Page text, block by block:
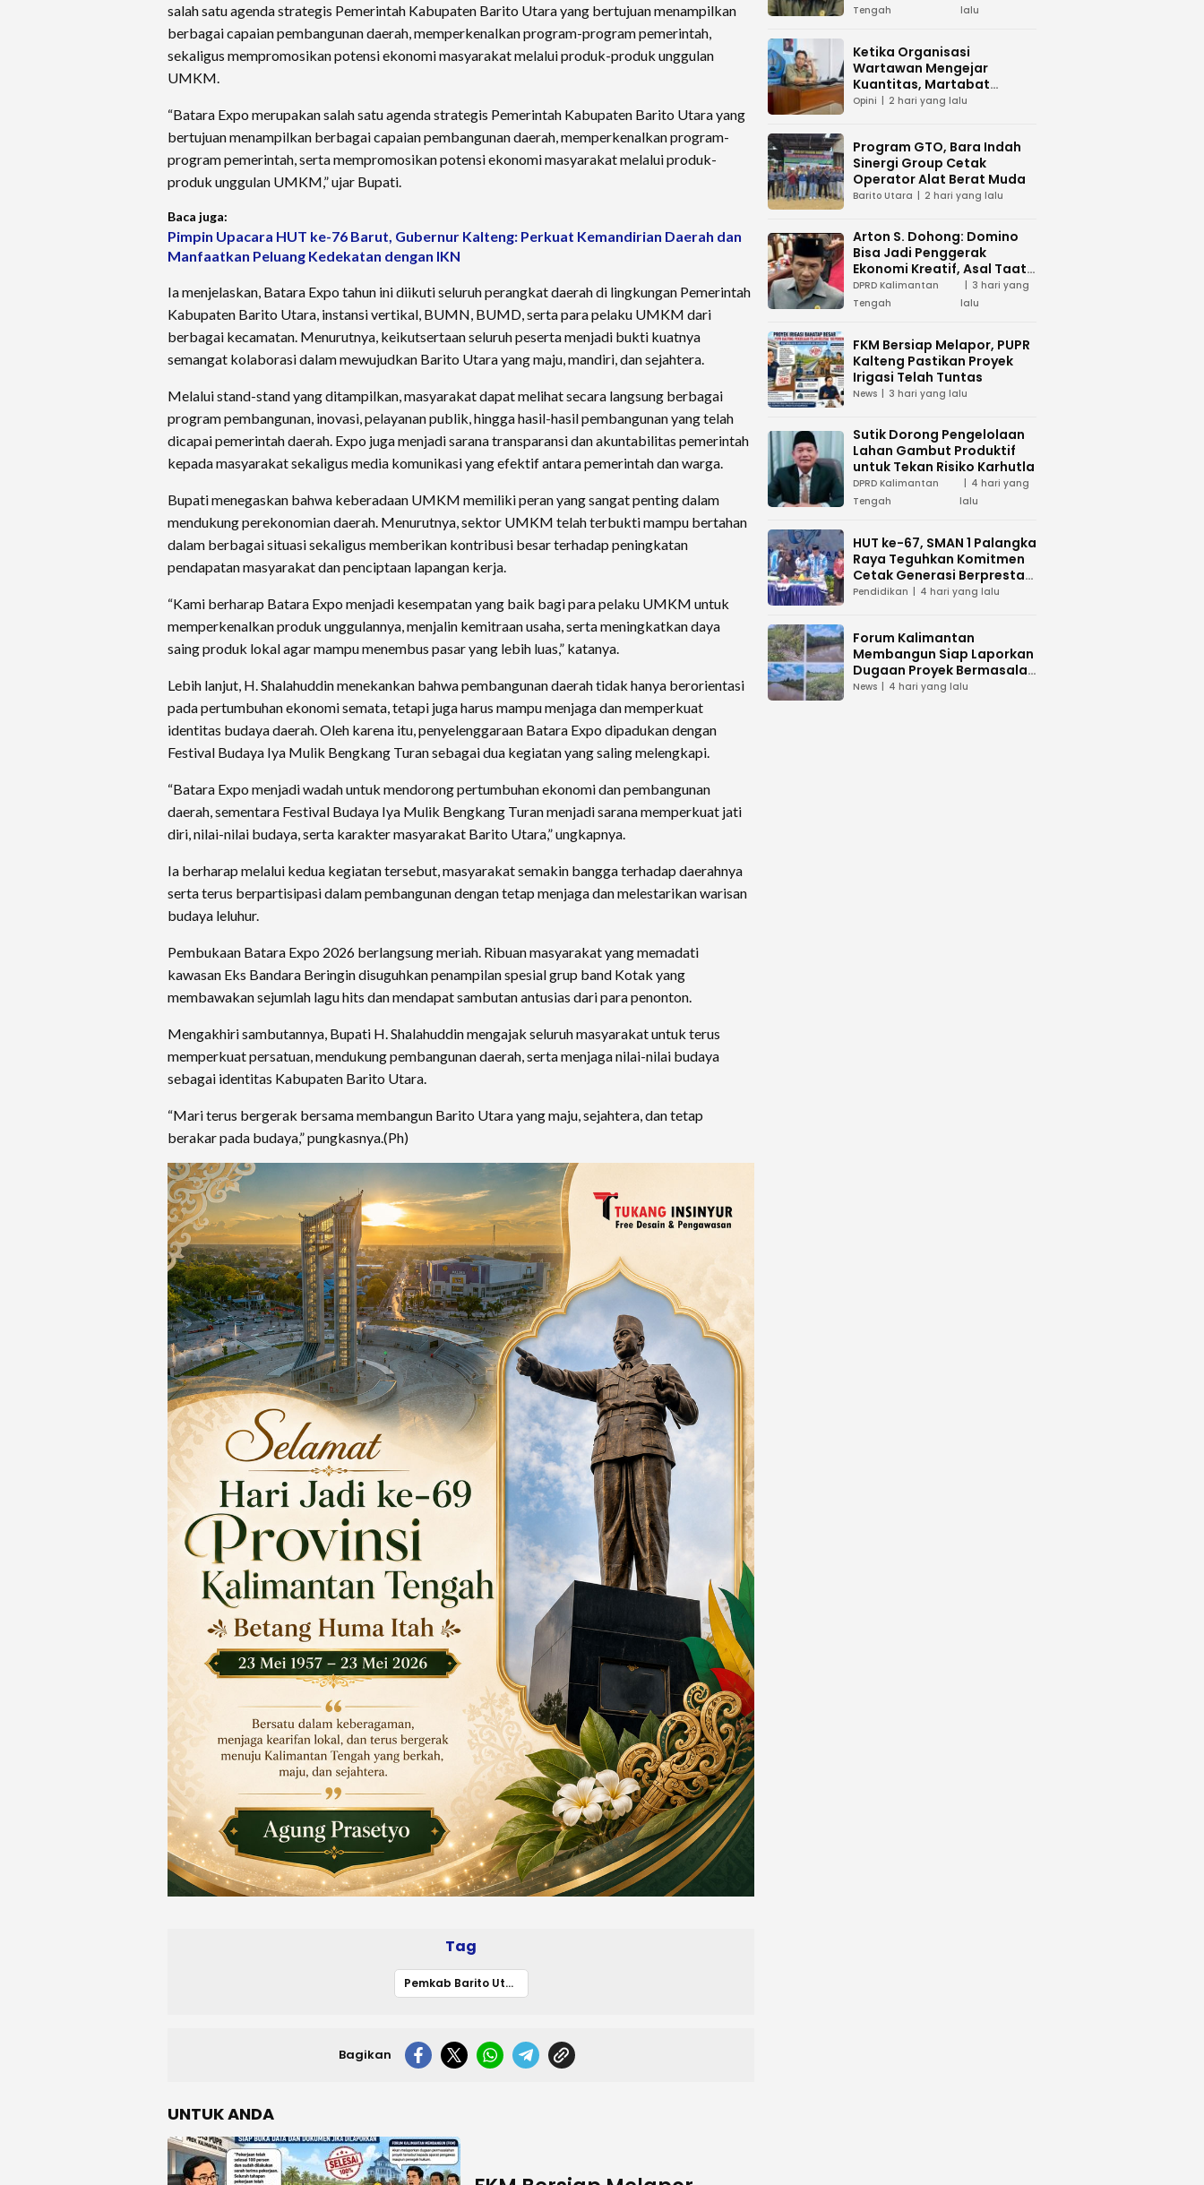
salah satu agenda strategis Pemerintah Kabupaten Barito Utara yang bertujuan menampilkan
berbagai capaian pembangunan daerah, memperkenalkan program-program pemerintah,
sekaligus mempromosikan potensi ekonomi masyarakat melalui produk-produk unggulan
UMKM.
“Batara Expo merupakan salah satu agenda strategis Pemerintah Kabupaten Barito Utara yang
bertujuan menampilkan berbagai capaian pembangunan daerah, memperkenalkan program-
program pemerintah, serta mempromosikan potensi ekonomi masyarakat melalui produk-
produk unggulan UMKM,” ujar Bupati.
Baca juga:
Pimpin Upacara HUT ke-76 Barut, Gubernur Kalteng: Perkuat Kemandirian Daerah dan
Manfaatkan Peluang Kedekatan dengan IKN
Ia menjelaskan, Batara Expo tahun ini diikuti seluruh perangkat daerah di lingkungan Pemerintah
Kabupaten Barito Utara, instansi vertikal, BUMN, BUMD, serta para pelaku UMKM dari
berbagai kecamatan. Menurutnya, keikutsertaan seluruh peserta menjadi bukti kuatnya
semangat kolaborasi dalam mewujudkan Barito Utara yang maju, mandiri, dan sejahtera.
Melalui stand-stand yang ditampilkan, masyarakat dapat melihat secara langsung berbagai
program pembangunan, inovasi, pelayanan publik, hingga hasil-hasil pembangunan yang telah
dicapai pemerintah daerah. Expo juga menjadi sarana transparansi dan akuntabilitas pemerintah
kepada masyarakat sekaligus media komunikasi yang efektif antara pemerintah dan warga.
Bupati menegaskan bahwa keberadaan UMKM memiliki peran yang sangat penting dalam
mendukung perekonomian daerah. Menurutnya, sektor UMKM telah terbukti mampu bertahan
dalam berbagai situasi sekaligus memberikan kontribusi besar terhadap peningkatan
pendapatan masyarakat dan penciptaan lapangan kerja.
“Kami berharap Batara Expo menjadi kesempatan yang baik bagi para pelaku UMKM untuk
memperkenalkan produk unggulannya, menjalin kemitraan usaha, serta meningkatkan daya
saing produk lokal agar mampu menembus pasar yang lebih luas,” katanya.
Lebih lanjut, H. Shalahuddin menekankan bahwa pembangunan daerah tidak hanya berorientasi
pada pertumbuhan ekonomi semata, tetapi juga harus mampu menjaga dan memperkuat
identitas budaya daerah. Oleh karena itu, penyelenggaraan Batara Expo dipadukan dengan
Festival Budaya Iya Mulik Bengkang Turan sebagai dua kegiatan yang saling melengkapi.
“Batara Expo menjadi wadah untuk mendorong pertumbuhan ekonomi dan pembangunan
daerah, sementara Festival Budaya Iya Mulik Bengkang Turan menjadi sarana memperkuat jati
diri, nilai-nilai budaya, serta karakter masyarakat Barito Utara,” ungkapnya.
Ia berharap melalui kedua kegiatan tersebut, masyarakat semakin bangga terhadap daerahnya
serta terus berpartisipasi dalam pembangunan dengan tetap menjaga dan melestarikan warisan
budaya leluhur.
Pembukaan Batara Expo 2026 berlangsung meriah. Ribuan masyarakat yang memadati
kawasan Eks Bandara Beringin disuguhkan penampilan spesial grup band Kotak yang
membawakan sejumlah lagu hits dan mendapat sambutan antusias dari para penonton.
Mengakhiri sambutannya, Bupati H. Shalahuddin mengajak seluruh masyarakat untuk terus
memperkuat persatuan, mendukung pembangunan daerah, serta menjaga nilai-nilai budaya
sebagai identitas Kabupaten Barito Utara.
“Mari terus bergerak bersama membangun Barito Utara yang maju, sejahtera, dan tetap
berakar pada budaya,” pungkasnya.(Ph)
Tag
Pemkab Barito Utara
Bagikan
UNTUK ANDA
Tengah
lalu
Ketika Organisasi
Wartawan Mengejar
Kuantitas, Martabat
Profesi Menjadi Taruhan
Opini 2 hari yang lalu
Program GTO, Bara Indah
Sinergi Group Cetak
Operator Alat Berat Muda
Barito Utara 2 hari yang lalu
Arton S. Dohong: Domino
Bisa Jadi Penggerak
Ekonomi Kreatif, Asal Taat
Aturan
DPRD Kalimantan
Tengah
3 hari yang
lalu
FKM Bersiap Melapor, PUPR
Kalteng Pastikan Proyek
Irigasi Telah Tuntas
News 3 hari yang lalu
Sutik Dorong Pengelolaan
Lahan Gambut Produktif
untuk Tekan Risiko Karhutla
DPRD Kalimantan
Tengah
4 hari yang
lalu
HUT ke-67, SMAN 1 Palangka
Raya Teguhkan Komitmen
Cetak Generasi Berprestasi
dan Peduli Lingkunga
Pendidikan 4 hari yang lalu
Forum Kalimantan
Membangun Siap Laporkan
Dugaan Proyek Bermasalah
PUPR Kalteng
News 4 hari yang lalu